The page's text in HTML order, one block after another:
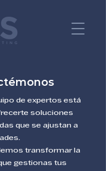
de expertos está
soluciones
que se ajustan a
transformar la
gestionas tus